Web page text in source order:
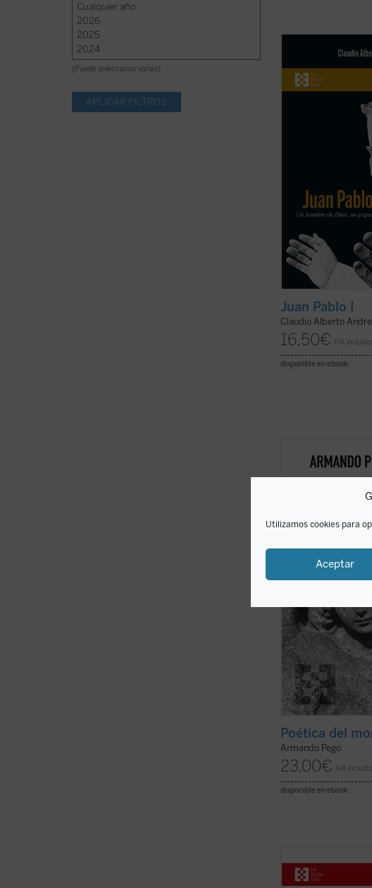
Utilizamos cookies para
Aceptar
(Puede seleccionar varias)
El 4 de septiembre
Luciani, quien fue
Juan Pablo I, con
más breves de la
tenido la gracia de
personalmente al
Juan Pablo I
Claudio Alberto
16,50€ IVA incluido
disponible en ebook:
Poética del
antropológico de
una pedagogía
Poética del
Armando Pego
23,00€ IVA incluido
disponible en ebook:
El autor cuenta, con
manera casi